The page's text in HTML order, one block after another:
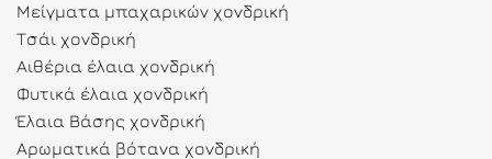
Μείγματα μπαχαρικών χονδρική
Τσάι χονδρική
Αιθέρια έλαια χονδρική
Φυτικά έλαια χονδρική
Έλαια Βάσης χονδρική
Αρωματικά βότανα χονδρική